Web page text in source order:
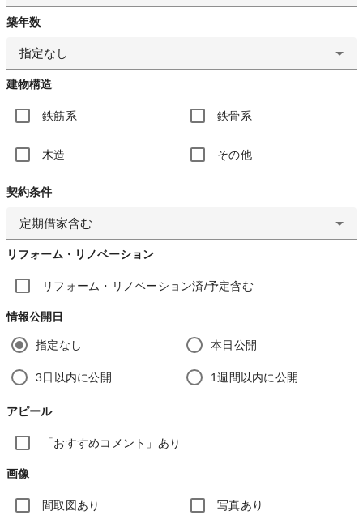
築年数
指定なし
建物構造
鉄筋系 鉄骨系
木造 その他
契約条件
定期借家含む
リフォーム・リノベーション
リフォーム・リノベーション済/予定含む
情報公開日
指定なし 本日公開
3日以内に公開 1週間以内に公開
アピール
「おすすめコメント」あり
画像
間取図あり 写真あり